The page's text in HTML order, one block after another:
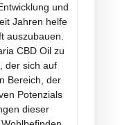
und
Jahren helfe
auszubauen.
CBD Oil zu
der sich auf
Bereich, der
Potenzials
dieser